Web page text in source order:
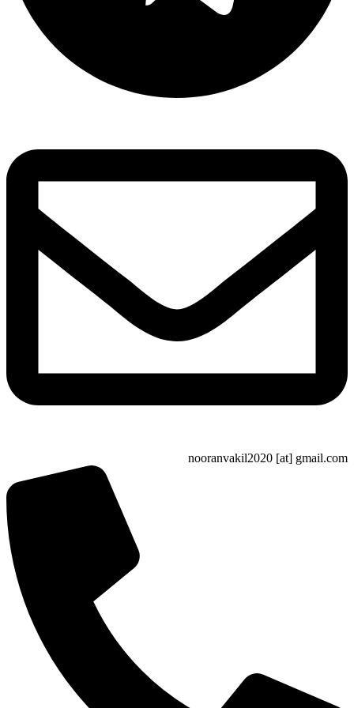
nooranvakil2020 [at]